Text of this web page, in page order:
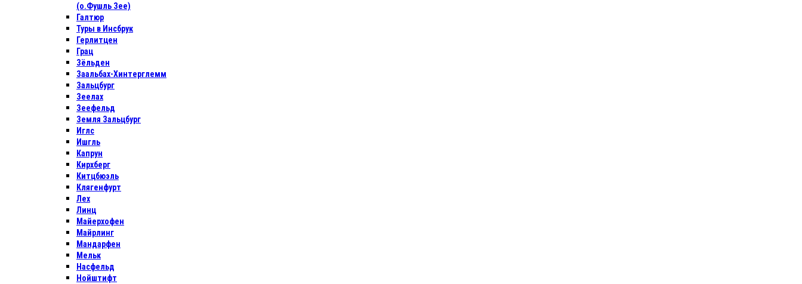
(о.Фушль Зее)
Галтюр
Туры в Инсбрук
Герлитцен
Грац
Зёльден
Заальбах-Хинтерглемм
Зальцбург
Зеелах
Зеефельд
Земля Зальцбург
Иглс
Ишгль
Капрун
Кирхберг
Китцбюэль
Клягенфурт
Лех
Линц
Майерхофен
Майрлинг
Мандарфен
Мельк
Насфельд
Нойштифт